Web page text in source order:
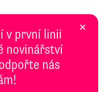
v první linii
novinářství
nás
×